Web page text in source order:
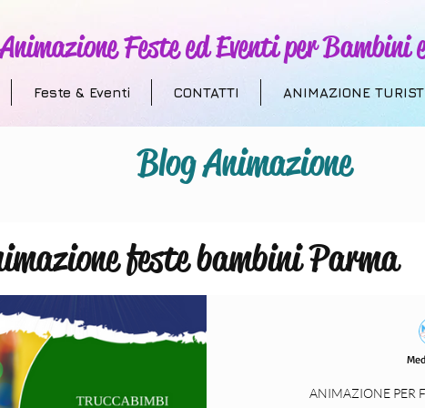
Animazione Feste ed Eventi per Bambini
Feste & Eventi CONTATTI ANIMAZIONE
Blog Animazione
feste bambini Parma
a Tema
Animazione
ANIMAZIONE PER